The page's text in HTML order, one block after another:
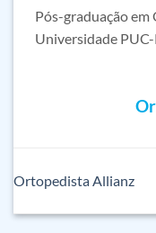
Pós-graduação
Universidade PUC-
Ortopedista Allianz